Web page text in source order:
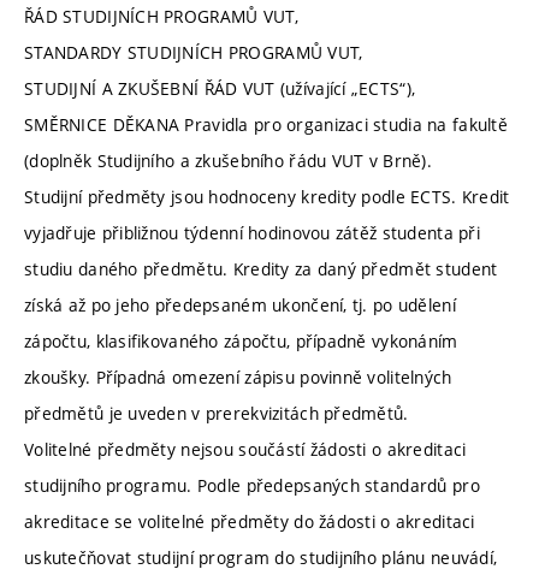
ŘÁD STUDIJNÍCH PROGRAMŮ VUT,
STANDARDY STUDIJNÍCH PROGRAMŮ VUT,
STUDIJNÍ A ZKUŠEBNÍ ŘÁD VUT (užívající „ECTS“),
SMĚRNICE DĚKANA Pravidla pro organizaci studia na fakultě
(doplněk Studijního a zkušebního řádu VUT v Brně).
Studijní předměty jsou hodnoceny kredity podle ECTS. Kredit
vyjadřuje přibližnou týdenní hodinovou zátěž studenta při
studiu daného předmětu. Kredity za daný předmět student
získá až po jeho předepsaném ukončení, tj. po udělení
zápočtu, klasifikovaného zápočtu, případně vykonáním
zkoušky. Případná omezení zápisu povinně volitelných
předmětů je uveden v prerekvizitách předmětů.
Volitelné předměty nejsou součástí žádosti o akreditaci
studijního programu. Podle předepsaných standardů pro
akreditace se volitelné předměty do žádosti o akreditaci
uskutečňovat studijní program do studijního plánu neuvádí,